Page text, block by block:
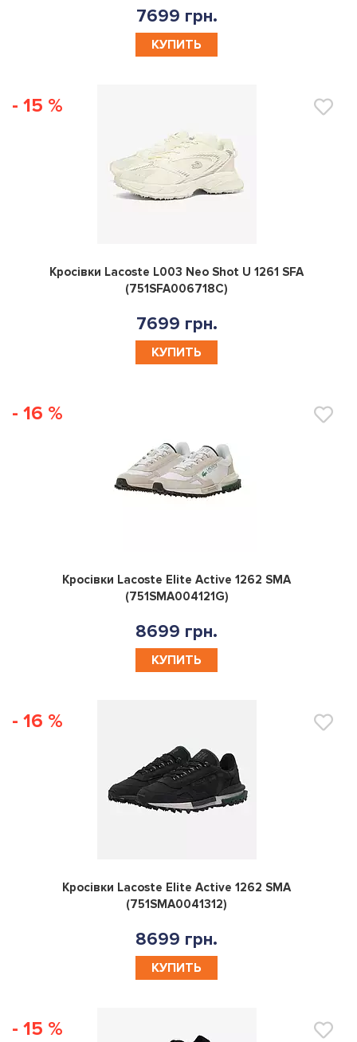
7699 грн.
КУПИТЬ
- 15 %
0
Кросівки Lacoste L003 Neo Shot U 1261 SFA
(751SFA006718C)
7699 грн.
КУПИТЬ
- 16 %
0
Кросівки Lacoste Elite Active 1262 SMA
(751SMA004121G)
8699 грн.
КУПИТЬ
- 16 %
0
Кросівки Lacoste Elite Active 1262 SMA
(751SMA0041312)
8699 грн.
КУПИТЬ
- 15 %